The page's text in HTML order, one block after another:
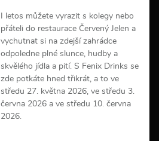
m
a
í
I letos můžete vyrazit s kolegy nebo
přáteli do restaurace Červený Jelen a
vychutnat si na zdejší zahrádce
odpoledne plné slunce, hudby a
skvělého jídla a pití. S Fenix Drinks se
zde potkáte hned třikrát, a to ve
středu 27. května 2026, ve středu 3.
června 2026 a ve středu 10. června
2026.